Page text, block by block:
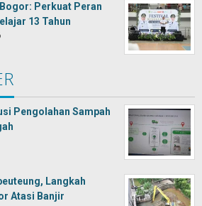
Perkuat Peran
13 Tahun
Pengolahan Sampah
Langkah
Atasi Banjir